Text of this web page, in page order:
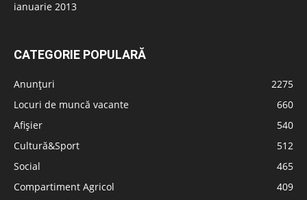
ianuarie 2013
CATEGORIE POPULARĂ
Anunțuri
2275
Locuri de muncă vacante
660
Afișier
540
Cultură&Sport
512
Social
465
Compartiment Agricol
409